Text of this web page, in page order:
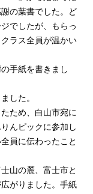
の葉書でした。ど
でしたが、もらっ
ラス全員が温かい
手紙を書きまし
した。
ため、白山市宛に
んピックに参加し
員に伝わったこと
山の麓、富士市と
がりました。手紙